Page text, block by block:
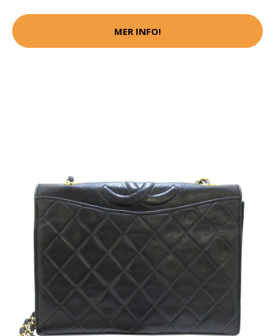
MER INFO!